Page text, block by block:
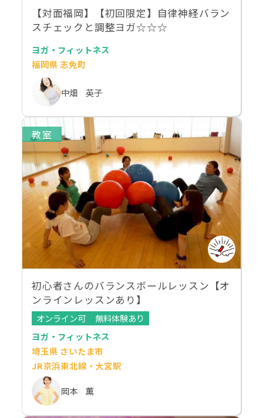
【対面福岡】【初回限定】自律神経バラン
スチェックと調整ヨガ☆☆☆
ヨガ・フィットネス
福岡県 志免町
中畑 英子
教室
初心者さんのバランスボールレッスン【オ
ンラインレッスンあり】
オンライン可
無料体験あり
ヨガ・フィットネス
埼玉県 さいたま市
JR京浜東北線・大宮駅
岡本 薫